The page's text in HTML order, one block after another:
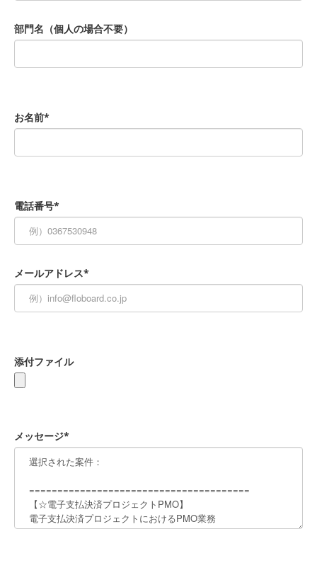
部門名（個人の場合不要）
お名前*
電話番号*
メールアドレス*
添付ファイル
メッセージ*